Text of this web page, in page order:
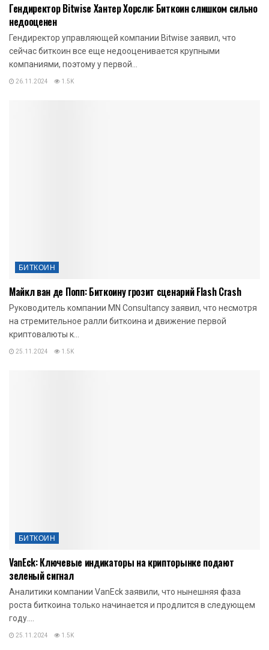
Гендиректор Bitwise Хантер Хорсли: Биткоин слишком сильно
недооценен
Гендиректор управляющей компании Bitwise заявил, что
сейчас биткоин все еще недооценивается крупными
компаниями, поэтому у первой...
26.11.2024 1.5K
БИТКОИН
Майкл ван де Попп: Биткоину грозит сценарий Flash Crash
Руководитель компании MN Consultancy заявил, что несмотря
на стремительное ралли биткоина и движение первой
криптовалюты к...
25.11.2024 1.5K
БИТКОИН
VanEck: Ключевые индикаторы на крипторынке подают
зеленый сигнал
Аналитики компании VanEck заявили, что нынешняя фаза
роста биткоина только начинается и продлится в следующем
году....
25.11.2024 1.5K